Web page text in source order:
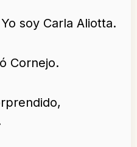
soy Carla Aliotta.
Cornejo.